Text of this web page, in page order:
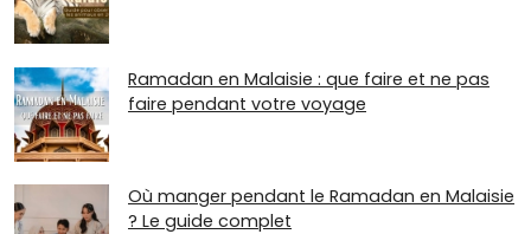
Ramadan en Malaisie : que faire et ne pas
faire pendant votre voyage
Où manger pendant le Ramadan en Malaisie
? Le guide complet